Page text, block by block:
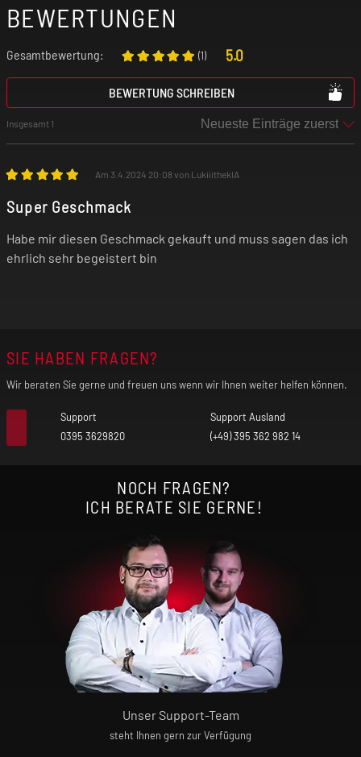
BEWERTUNGEN
Gesamtbewertung: (1) 5.0
BEWERTUNG SCHREIBEN
Insgesamt 1
Am 3.4.2024 20:08 von LukiiitheklA
Super Geschmack
Habe mir diesen Geschmack gekauft und muss sagen das ich
ehrlich sehr begeistert bin
SIE HABEN FRAGEN?
Wir beraten Sie gerne und freuen uns wenn wir Ihnen weiter helfen können.
Support
0395 3629820
Support Ausland
(+49) 395 362 982 14
NOCH FRAGEN?
ICH BERATE SIE GERNE!
Unser Support-Team
steht Ihnen gern zur Verfügung